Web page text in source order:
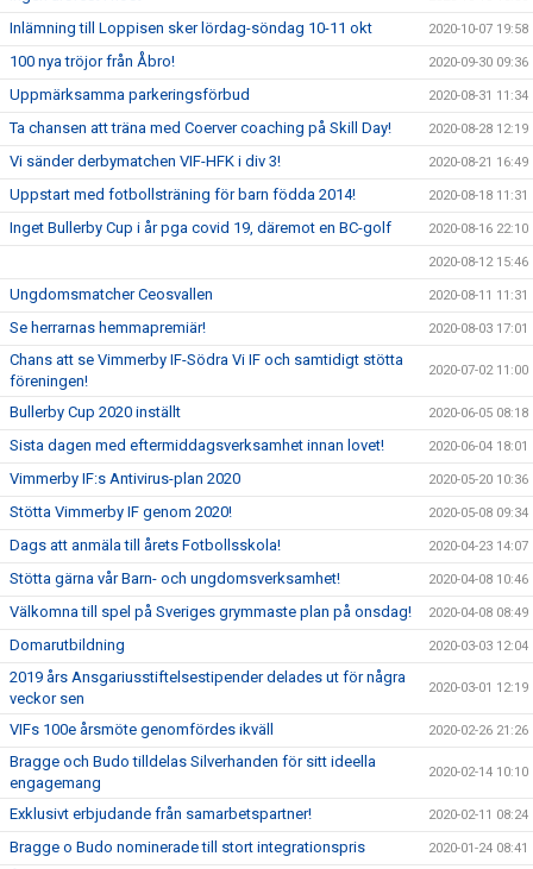
Inlämning till Loppisen sker lördag-söndag 10-11 okt 2020-10-07 19:58
100 nya tröjor från Åbro! 2020-09-30 09:36
Uppmärksamma parkeringsförbud 2020-08-31 11:34
Ta chansen att träna med Coerver coaching på Skill Day! 2020-08-28 12:19
Vi sänder derbymatchen VIF-HFK i div 3! 2020-08-21 16:49
Uppstart med fotbollsträning för barn födda 2014! 2020-08-18 11:31
Inget Bullerby Cup i år pga covid 19, däremot en BC-golf 2020-08-16 22:10
2020-08-12 15:46
Ungdomsmatcher Ceosvallen 2020-08-11 11:31
Se herrarnas hemmapremiär! 2020-08-03 17:01
Chans att se Vimmerby IF-Södra Vi IF och samtidigt stötta
föreningen!
2020-07-02 11:00
Bullerby Cup 2020 inställt 2020-06-05 08:18
Sista dagen med eftermiddagsverksamhet innan lovet! 2020-06-04 18:01
Vimmerby IF:s Antivirus-plan 2020 2020-05-20 10:36
Stötta Vimmerby IF genom 2020! 2020-05-08 09:34
Dags att anmäla till årets Fotbollsskola! 2020-04-23 14:07
Stötta gärna vår Barn- och ungdomsverksamhet! 2020-04-08 10:46
Välkomna till spel på Sveriges grymmaste plan på onsdag! 2020-04-08 08:49
Domarutbildning 2020-03-03 12:04
2019 års Ansgariusstiftelsestipender delades ut för några
veckor sen
2020-03-01 12:19
VIFs 100e årsmöte genomfördes ikväll 2020-02-26 21:26
Bragge och Budo tilldelas Silverhanden för sitt ideella
engagemang
2020-02-14 10:10
Exklusivt erbjudande från samarbetspartner! 2020-02-11 08:24
Bragge o Budo nominerade till stort integrationspris 2020-01-24 08:41